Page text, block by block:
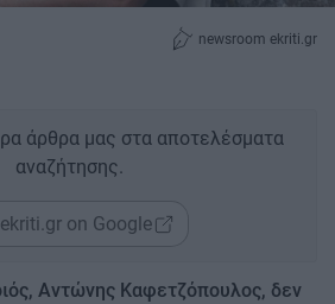
newsroom ekriti.gr
άρθρα μας στα αποτελέσματα
αναζήτησης.
on Google
Αντώνης Καφετζόπουλος, δεν